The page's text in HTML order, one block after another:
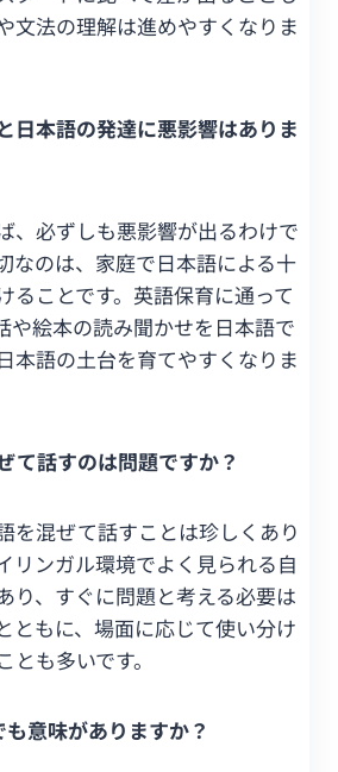
文法の理解は進めやすくなりま
日本語の発達に悪影響はありま
、必ずしも悪影響が出るわけで
なのは、家庭で日本語による十
ることです。英語保育に通って
や絵本の読み聞かせを日本語で
本語の土台を育てやすくなりま
て話すのは問題ですか？
を混ぜて話すことは珍しくあり
リンガル環境でよく見られる自
り、すぐに問題と考える必要は
ともに、場面に応じて使い分け
も多いです。
意味がありますか？